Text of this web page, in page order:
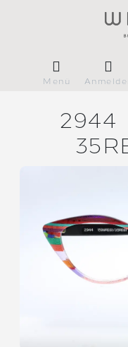
Menü
2944